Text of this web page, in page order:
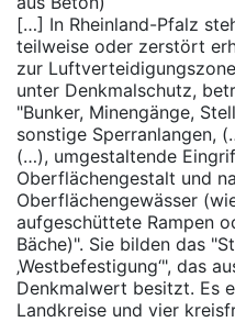
[…] In Rheinland-Pfalz
teilweise oder zerstört
zur
unter Denkmalschutz,
"Bunker, Minengänge,
sonstige Sperranlangen,
(…), umgestaltende
Oberflächengestalt und
Oberflächengewässer
aufgeschüttete Rampen
Bäche)". Sie bilden das
‚Westbefestigung‘", das
Denkmalwert besitzt. Es
Landkreise und vier